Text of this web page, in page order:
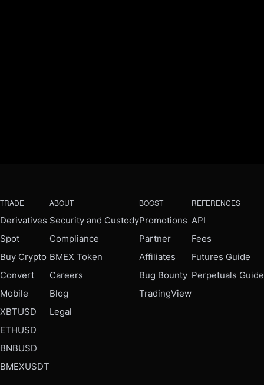
TRADE
Derivatives
Spot
Buy Crypto
Convert
Mobile
XBTUSD
ETHUSD
BNBUSD
BMEXUSDT
ABOUT
Security and Custody
Compliance
BMEX Token
Careers
Blog
Legal
BOOST
Promotions
Partner
Affiliates
Bug Bounty
TradingView
REFERENCES
API
Fees
Futures Guide
Perpetuals Guide